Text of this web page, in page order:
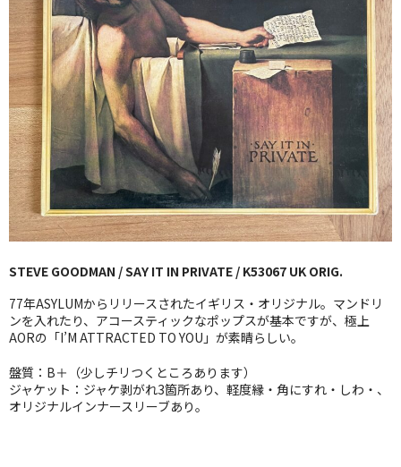
Categories
New Arrivals
新譜
GG RECORD （当店のレーベル）
全商品
JAZZ-US
BLUE NOTE
JAZZ-EU
JAZZ-JP
J-POP
STEVE GOODMAN / SAY IT IN PRIVATE / K53067 UK ORIG.
77年ASYLUMからリリースされたイギリス・オリジナル。マンドリ
ンを入れたり、アコースティックなポップスが基本ですが、極上
AORの「I’M ATTRACTED TO YOU」が素晴らしい。
盤質：B＋（少しチリつくところあります）
ジャケット：ジャケ剥がれ3箇所あり、軽度縁・角にすれ・しわ・、
オリジナルインナースリーブあり。